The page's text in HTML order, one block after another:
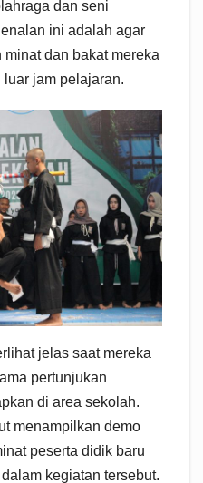
dan seni
ini adalah agar
dan bakat mereka
jam pelajaran.
jelas saat mereka
pertunjukan
di area sekolah.
menampilkan demo
peserta didik baru
kegiatan tersebut.